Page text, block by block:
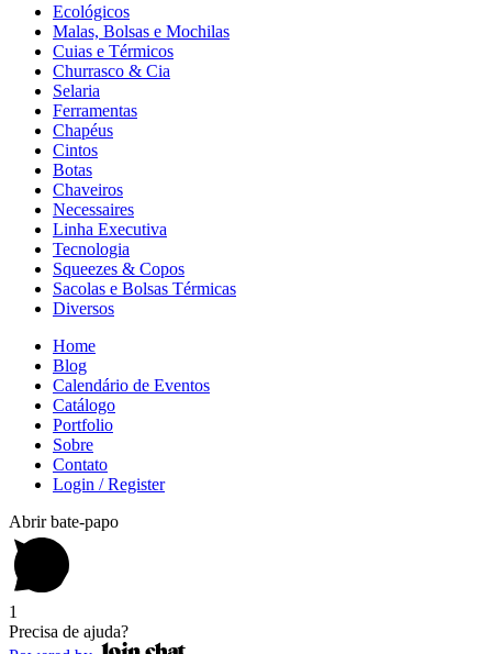
Ecológicos
Malas, Bolsas e Mochilas
Cuias e Térmicos
Churrasco & Cia
Selaria
Ferramentas
Chapéus
Cintos
Botas
Chaveiros
Necessaires
Linha Executiva
Tecnologia
Squeezes & Copos
Sacolas e Bolsas Térmicas
Diversos
Home
Blog
Calendário de Eventos
Catálogo
Portfolio
Sobre
Contato
Login / Register
Abrir bate-papo
1
Precisa de ajuda?